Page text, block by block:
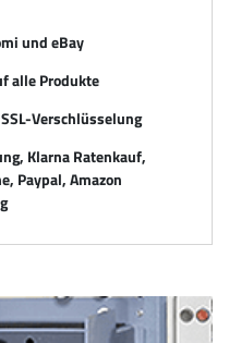
und eBay
alle Produkte
Verschlüsselung
Klarna Ratenkauf,
Paypal, Amazon